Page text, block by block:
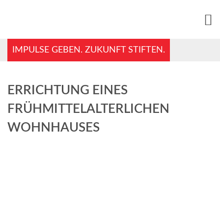
IMPULSE GEBEN. ZUKUNFT STIFTEN.
ERRICHTUNG EINES
FRÜHMITTELALTERLICHEN
WOHNHAUSES